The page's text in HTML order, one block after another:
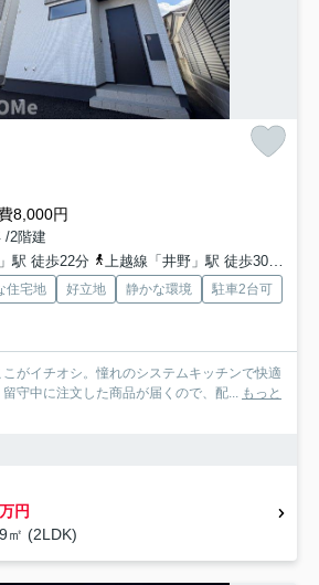
8,000円
/2階建
駅 徒歩22分
上越線「井野」駅 徒歩30分
住宅地 好立地 静かな環境
駐車2台可
こがイチオシ。憧れのシステムキッチンで快適
守中に注文した商品が届くので、配... もっと
円
㎡ (2LDK)